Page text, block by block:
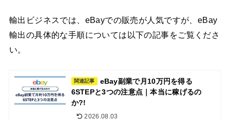
輸出ビジネスでは、eBayでの販売が人気ですが、eBay
輸出の具体的な手順については以下の記事をご覧くださ
い。
関連記事
eBay副業で月10万円を得る
6STEPと3つの注意点｜本当に稼げるの
か?!
2026.08.03